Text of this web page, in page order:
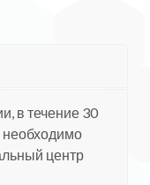
в течение 30
необходимо
центр